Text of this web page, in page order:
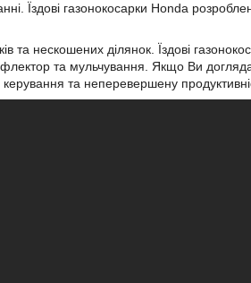
Їздові газонокосарки Honda
та нескошених ділянок. Їздові
та мульчування. Якщо Ви
та неперевершену